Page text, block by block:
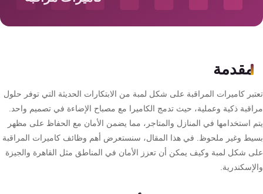
مقدمة
كاميرات المراقبة على شكل لمبة من الابتكارات الحديثة التي توفر حلول
ذكية وعملية، حيث تدمج الكاميرا مع مصباح الإضاءة في تصميم واحد.
استخدامها في المنازل والمتاجر، مما يضمن الأمان مع الحفاظ على مظهر
وغير ملحوظ. في هذا المقال، سنستعرض أهم وظائف كاميرات المراقبة
شكل لمبة وكيف يمكن أن تعزز الأمان في المناطق مثل القاهرة والجيزة
هوم
سيستم
حلول
أمنية
للشركات
والمصانع